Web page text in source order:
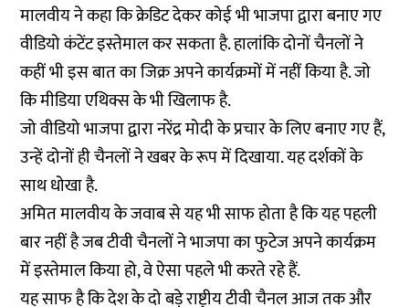
मालवीय ने कहा कि क्रेडिट देकर कोई भी भाजपा द्वारा बनाए गए
वीडियो कंटेंट इस्तेमाल कर सकता है. हालांकि दोनों चैनलों ने
कहीं भी इस बात का जिक्र अपने कार्यक्रमों में नहीं किया है. जो
कि मीडिया एथिक्स के भी खिलाफ है.
जो वीडियो भाजपा द्वारा नरेंद्र मोदी के प्रचार के लिए बनाए गए हैं,
उन्हें दोनों ही चैनलों ने खबर के रूप में दिखाया. यह दर्शकों के
साथ धोखा है.
अमित मालवीय के जवाब से यह भी साफ होता है कि यह पहली
बार नहीं है जब टीवी चैनलों ने भाजपा का फुटेज अपने कार्यक्रम
में इस्तेमाल किया हो, वे ऐसा पहले भी करते रहे हैं.
यह साफ है कि देश के दो बड़े राष्ट्रीय टीवी चैनल आज तक और